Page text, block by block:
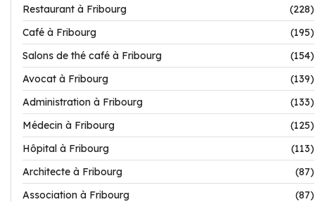
Restaurant à Fribourg
(228)
Café à Fribourg
(195)
Salons de thé café à Fribourg
(154)
Avocat à Fribourg
(139)
Administration à Fribourg
(133)
Médecin à Fribourg
(125)
Hôpital à Fribourg
(113)
Architecte à Fribourg
(87)
Association à Fribourg
(87)